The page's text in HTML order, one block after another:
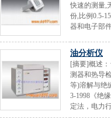
快速的测量,
份,比例0.5-
器和电子部
油分析仪
[摘要]概述
测器和热导
等)溶解与绝
3-1998《绝
定法，电力